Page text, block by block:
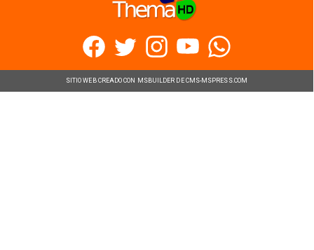
SITIO WEB CREADO CON MSBUILDER DE CMS-MSPRESS.COM